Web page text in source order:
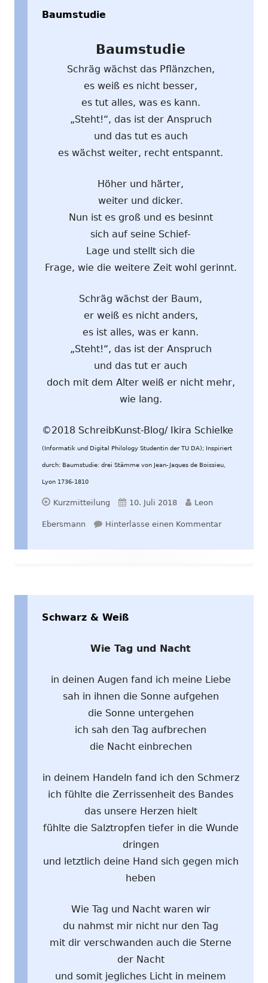
Baumstudie
Baumstudie
Schräg wächst das Pflänzchen,
es weiß es nicht besser,
es tut alles, was es kann.
„Steht!“, das ist der Anspruch
und das tut es auch
es wächst weiter, recht entspannt.
Höher und härter,
weiter und dicker.
Nun ist es groß und es besinnt
sich auf seine Schief-
Lage und stellt sich die
Frage, wie die weitere Zeit wohl gerinnt.
Schräg wächst der Baum,
er weiß es nicht anders,
es ist alles, was er kann.
„Steht!“, das ist der Anspruch
und das tut er auch
doch mit dem Alter weiß er nicht mehr,
wie lang.
©2018 SchreibKunst-Blog/ Ikira Schielke
(Informatik und Digital Philology Studentin der TU DA); Inspiriert
durch: Baumstudie: drei Stämme von Jean-Jaques de Boissieu,
Lyon 1736-1810
Format
Kurzmitteilung Veröffentlicht
am
10. Juli 2018 Autor
Leon
Ebersmann Hinterlasse einen Kommentarzu
Schwarz & Weiß
Wie Tag und Nacht
in deinen Augen fand ich meine Liebe
sah in ihnen die Sonne aufgehen
die Sonne untergehen
ich sah den Tag aufbrechen
die Nacht einbrechen
in deinem Handeln fand ich den Schmerz
ich fühlte die Zerrissenheit des Bandes
das unsere Herzen hielt
fühlte die Salztropfen tiefer in die Wunde
dringen
und letztlich deine Hand sich gegen mich
heben
Wie Tag und Nacht waren wir
du nahmst mir nicht nur den Tag
mit dir verschwanden auch die Sterne
der Nacht
und somit jegliches Licht in meinem